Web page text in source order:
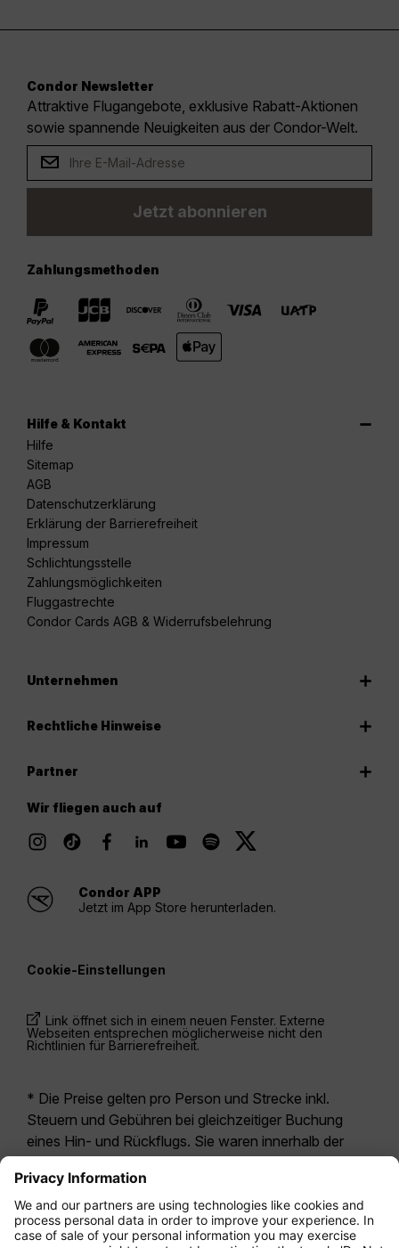
Condor Newsletter
Attraktive Flugangebote, exklusive Rabatt-Aktionen
sowie spannende Neuigkeiten aus der Condor-Welt.
Jetzt abonnieren
Zahlungsmethoden
Hilfe & Kontakt
Hilfe
Sitemap
AGB
Datenschutzerklärung
Erklärung der Barrierefreiheit
Impressum
Schlichtungsstelle
Zahlungsmöglichkeiten
Fluggastrechte
Condor Cards AGB & Widerrufsbelehrung
Unternehmen
Rechtliche Hinweise
Partner
Wir fliegen auch auf
Condor APP
Jetzt im App Store herunterladen.
Cookie-Einstellungen
Link öffnet sich in einem neuen Fenster. Externe
Webseiten entsprechen möglicherweise nicht den
Richtlinien für Barrierefreiheit.
* Die Preise gelten pro Person und Strecke inkl.
Steuern und Gebühren bei gleichzeitiger Buchung
eines Hin- und Rückflugs. Sie waren innerhalb der
möglicherweise nicht mehr aktuell. Bei den für die
Economy Class angegebenen Tarifen handelt es
sich i.d.R. um Economy Zero, unsere restriktivste